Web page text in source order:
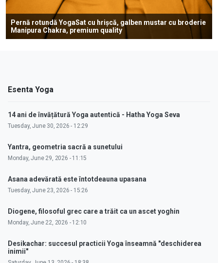
Pernă rotundă YogaSat cu hrișcă, galben mustar cu broderie
Manipura Chakra, premium quality
Esenta Yoga
14 ani de învățătură Yoga autentică - Hatha Yoga Seva
Tuesday, June 30, 2026 - 12:29
Yantra, geometria sacră a sunetului
Monday, June 29, 2026 - 11:15
Asana adevărată este întotdeauna upasana
Tuesday, June 23, 2026 - 15:26
Diogene, filosoful grec care a trăit ca un ascet yoghin
Monday, June 22, 2026 - 12:10
Desikachar: succesul practicii Yoga înseamnă "deschiderea
inimii"